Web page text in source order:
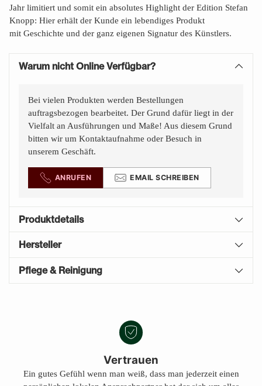
Jahr limitiert und somit ein absolutes Highlight der Edition Stefan
Knopp: Hier erhält der Kunde ein lebendiges Produkt
mit Geschichte und der ganz eigenen Signatur des Künstlers.
Warum nicht Online Verfügbar?
Bei vielen Produkten werden Bestellungen
auftragsbezogen bearbeitet. Der Grund dafür liegt in der
Vielfalt an Ausführungen und Maße! Aus diesem Grund
bitten wir um Kontaktaufnahme oder Besuch in
unserem Geschäft.
ANRUFEN EMAIL SCHREIBEN
Produktdetails
Hersteller
Pflege & Reinigung
K
Vertrauen
Ein gutes Gefühl wenn man weiß, dass man jederzeit einen